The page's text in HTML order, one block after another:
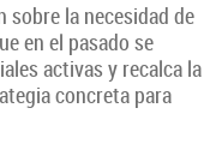
sobre la necesidad de
en el pasado se
activas y recalca la
concreta para